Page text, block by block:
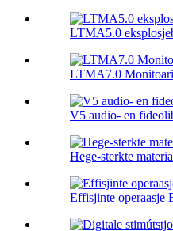
LTMA5.0
LTMA7.0
V5 audio- en
Hege-sterkte
Effisjinte operaasje